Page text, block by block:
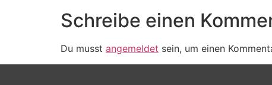
Schreibe einen
Du musst angemeldet sein, um einen